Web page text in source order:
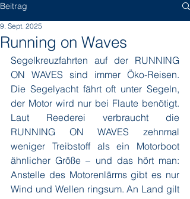
Beitrag
Running on Waves
9. Sept. 2025
Segelkreuzfahrten auf der RUNNING
ON WAVES sind immer Öko-Reisen.
Die Segelyacht fährt oft unter Segeln,
der Motor wird nur bei Flaute benötigt.
Laut Reederei verbraucht die
RUNNING ON WAVES zehnmal
weniger Treibstoff als ein Motorboot
ähnlicher Größe – und das hört man:
Anstelle des Motorenlärms gibt es nur
Wind und Wellen ringsum. An Land gilt